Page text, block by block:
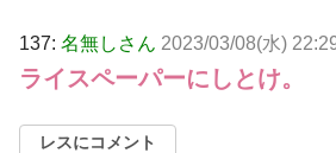
137: 名無しさん 2023/03/08(水)
ライスペーパーにしとけ。
レスにコメント